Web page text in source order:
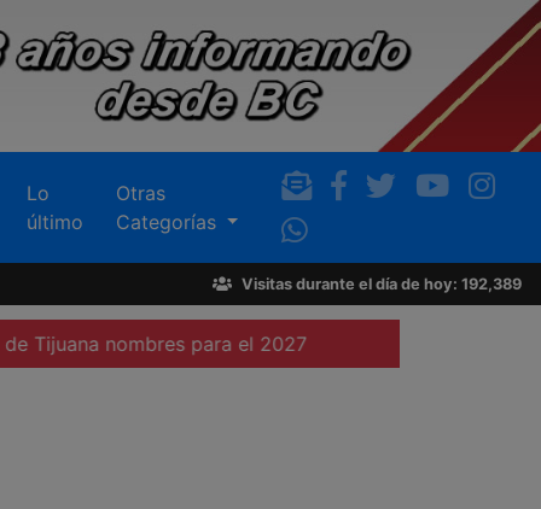
Lo
último
Otras
Categorías
Visitas durante el día de hoy: 192,389
para el 2027